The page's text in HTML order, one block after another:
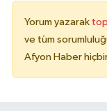
Yorum yazarak
ve tüm
Afyon Haber